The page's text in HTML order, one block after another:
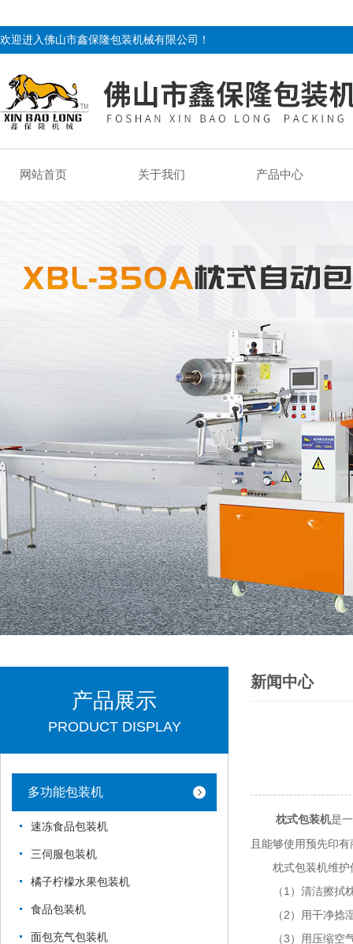
欢迎进入佛山市鑫保隆包装机械有限公司！
网站首页 关于我们 产品中心
产品展示
PRODUCT DISPLAY
多功能包装机
速冻食品包装机
三伺服包装机
橘子柠檬水果包装机
食品包装机
面包充气包装机
新闻中心
枕式包装机是
且能够使用预先印
枕式包装机维护
（1）清洁擦拭枕
（2）用干净捻湿
（3）用压缩空气